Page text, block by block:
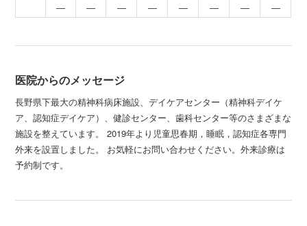
―
― ― ― ― ― ― ―
医院からのメッセージ
長野県下最大の精神科病床施設、デイケアセンター（精神科デイケ
ア、認知症デイケア）、健診センター、歯科センター等のさまざまな
施設を整えています。 2019年より児童思春期，睡眠，認知症各専門
外来を設置しました。 お気軽にお問い合わせください。外来診療は
予約制です。